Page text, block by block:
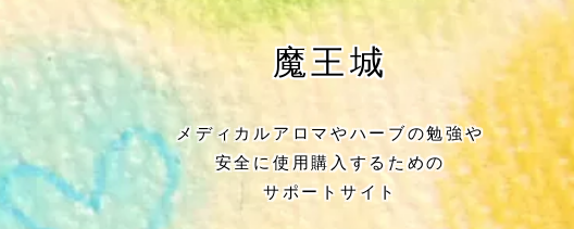
Cジャスミン瑠璃地楽の主な活動先リン
プロフィール
アロマハーブアンケート
魔王城
メディカルアロマやハーブの勉強や
安全に使用購入するための
サポートサイト